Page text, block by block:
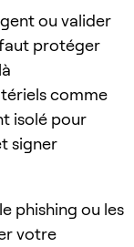
ou valider
protéger
comme
isolé pour
signer
phishing ou les
votre